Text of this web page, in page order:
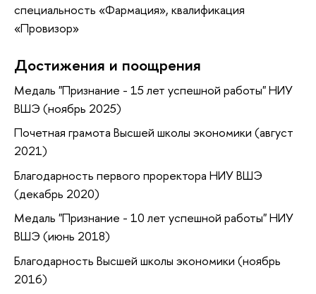
специальность «Фармация», квалификация
«Провизор»
Достижения и поощрения
Медаль "Признание - 15 лет успешной работы" НИУ
ВШЭ (ноябрь 2025)
Почетная грамота Высшей школы экономики (август
2021)
Благодарность первого проректора НИУ ВШЭ
(декабрь 2020)
Медаль "Признание - 10 лет успешной работы" НИУ
ВШЭ (июнь 2018)
Благодарность Высшей школы экономики (ноябрь
2016)